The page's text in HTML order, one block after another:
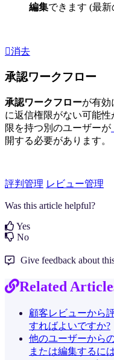
編集できます (最新
消去
承認ワークフロー
承認ワークフローが有効
に返信権限がない可能
限を持つ別のユーザーが
開する必要があります。
評判管理 レビュー管理
Was this article helpful?
Yes
No
Give feedback about
Related
顧客レビューから
すればよいですか?
他のユーザーから
または編集するに